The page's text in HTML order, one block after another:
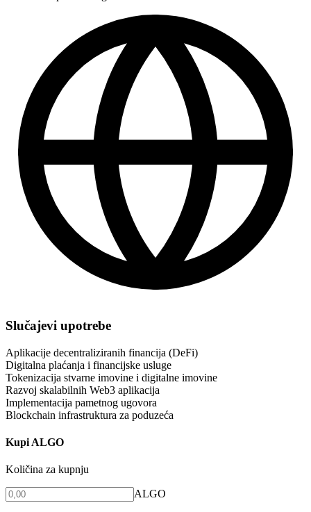
Slučajevi upotrebe
Aplikacije decentraliziranih financija (DeFi)
Digitalna plaćanja i financijske usluge
Tokenizacija stvarne imovine i digitalne imovine
Razvoj skalabilnih Web3 aplikacija
Implementacija pametnog ugovora
Blockchain infrastruktura za poduzeća
Kupi ALGO
Količina za kupnju
ALGO